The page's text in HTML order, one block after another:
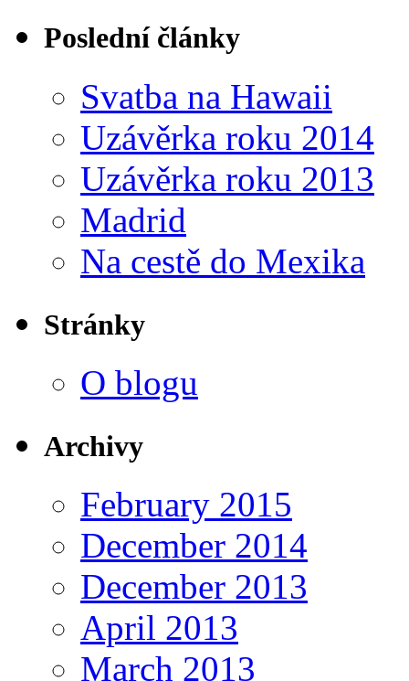
Poslední články
Svatba na Hawaii
Uzávěrka roku 2014
Uzávěrka roku 2013
Madrid
Na cestě do Mexika
Stránky
O blogu
Archivy
February 2015
December 2014
December 2013
April 2013
March 2013